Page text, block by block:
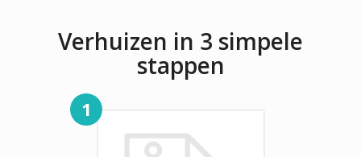
Verhuizen in 3 simpele
stappen
1